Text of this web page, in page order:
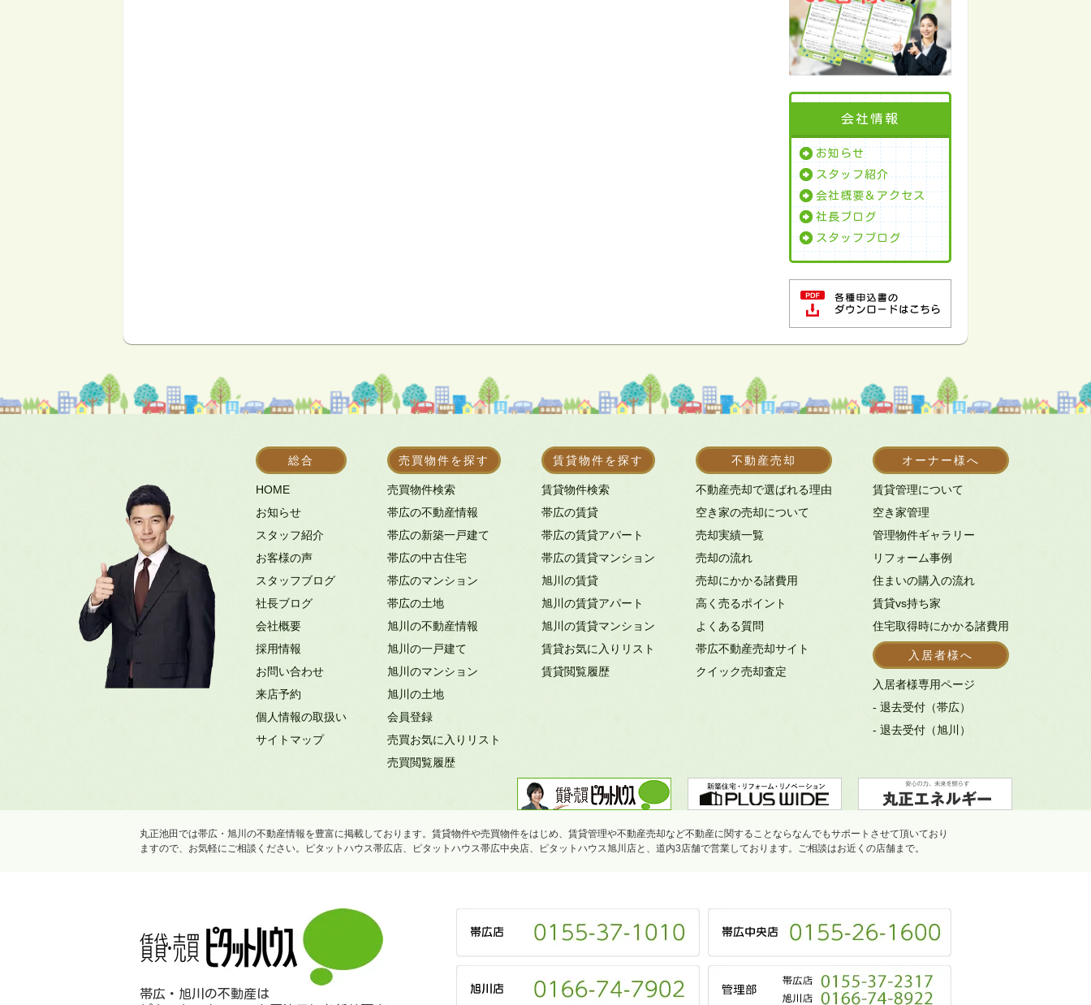
会社情報
お知らせ
スタッフ紹介
会社概要＆アクセス
社長ブログ
スタッフブログ
総合
HOME
お知らせ
スタッフ紹介
お客様の声
スタッフブログ
社長ブログ
会社概要
採用情報
お問い合わせ
来店予約
個人情報の取扱い
サイトマップ
売買物件を探す
売買物件検索
帯広の不動産情報
帯広の新築一戸建て
帯広の中古住宅
帯広のマンション
帯広の土地
旭川の不動産情報
旭川の一戸建て
旭川のマンション
旭川の土地
会員登録
売買お気に入りリスト
売買閲覧履歴
賃貸物件を探す
賃貸物件検索
帯広の賃貸
帯広の賃貸アパート
帯広の賃貸マンション
旭川の賃貸
旭川の賃貸アパート
旭川の賃貸マンション
賃貸お気に入りリスト
賃貸閲覧履歴
不動産売却
不動産売却で選ばれる理由
空き家の売却について
売却実績一覧
売却の流れ
売却にかかる諸費用
高く売るポイント
よくある質問
帯広不動産売却サイト
クイック売却査定
オーナー様へ
賃貸管理について
空き家管理
管理物件ギャラリー
リフォーム事例
住まいの購入の流れ
賃貸vs持ち家
住宅取得時にかかる諸費用
入居者様へ
入居者様専用ページ
- 退去受付（帯広）
- 退去受付（旭川）
丸正池田では帯広・旭川の不動産情報を豊富に掲載しております。賃貸物件や売買物件をはじめ、賃貸管理や不動産売却など不動産に関することならなんでもサポートさせて頂いており
ますので、お気軽にご相談ください。ピタットハウス帯広店、ピタットハウス帯広中央店、ピタットハウス旭川店と、道内3店舗で営業しております。ご相談はお近くの店舗まで。
帯広・旭川の不動産は